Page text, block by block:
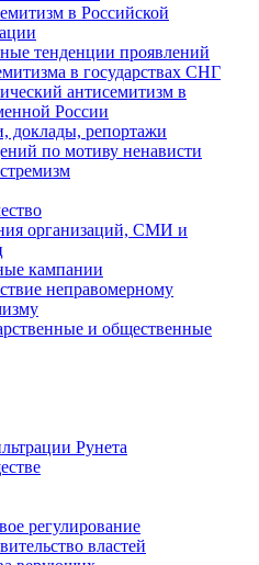
в Российской
тенденции проявлений
в государствах СНГ
антисемитизм в
России
доклады, репортажи
по мотиву ненависти
организаций, СМИ и
кампании
неправомерному
и общественные
Рунета
регулирование
властей